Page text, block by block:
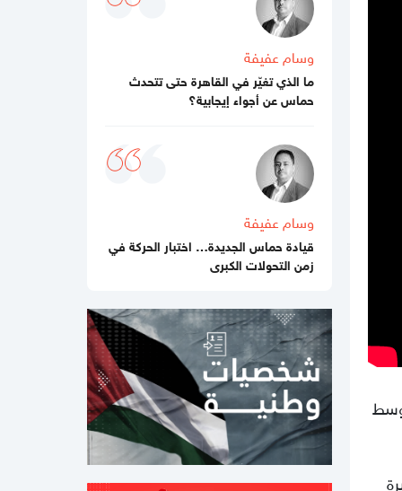
وسط
03:48 مساءاً
الفشل ينتظر "مجلس السلام العالمي"
02:39 مساءاً
مقتل جنديبن إسرائيليين وإصابة 7 آخرين
بعضهم بجراح خطيرة بانفجار منزل جنوبي
11:54 صباحا
منع إدخال المستلزمات الطبية يفاقم
انهيار القطاع الصحي في غزة
11:32 صباحا
تحذيرات إسرائيلية من نقص حاد في
11:07 صباحا
باسم نعيم: حماس لا تزال في انتظار رد
رسمي من ملادينوف حول خارطة الطريق
10:59 صباحا
جيش الاحتلال يطلق عملية عسكرية
واسعة في مخيم قلنديا
وسام عفيفة
ما الذي تغيّر في القاهرة حتى تتحدث
حماس عن أجواء إيجابية؟
وسام عفيفة
قيادة حماس الجديدة… اختبار الحركة في
زمن التحولات الكبرى